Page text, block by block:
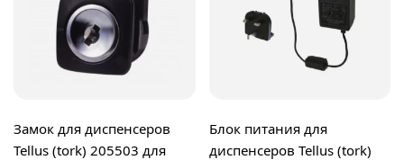
Замок для диспенсеров
Tellus (tork) 205503 для
Блок питания для
диспенсеров Tellus (tork)